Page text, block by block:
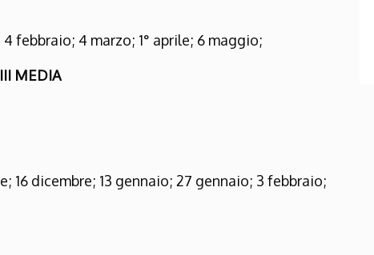
febbraio; 4 marzo; 1° aprile; 6 maggio;
III MEDIA
16 dicembre; 13 gennaio; 27 gennaio; 3 febbraio;